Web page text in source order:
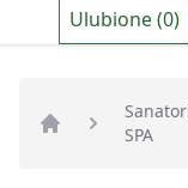
Ulubione (0)
Strona główna
SPA